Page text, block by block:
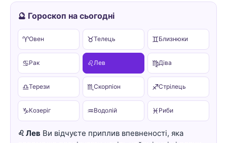
🔮 Гороскоп на сьогодні
♈Овен ♉Телець ♊Близнюки
♋Рак ♌Лев ♍Діва
♎Терези ♏ Скорпіон ♐Стрілець
♑Козеріг ♒Водолій ♓ Риби
♌ Лев Ви відчуєте приплив впевненості, яка